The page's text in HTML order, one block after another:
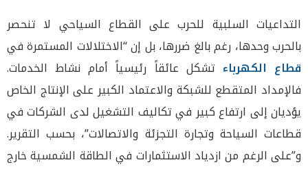
التداعيات السلبية للحرب على القطاع السياحي لا تنحصر
بالحرب وحدها، رغم بالغ ضررها، بل إن “الاختلالات المستمرة في
قطاع الكهرباء تشكل عائقاً رئيسياً أمام نشاط الخدمات.
فالإمداد المتقطع للشبكة والاعتماد الكبير على الإنتاج الخاص
يؤديان إلى ارتفاع كبير في تكاليف التشغيل لدى الشركات في
قطاعات السياحة وتجارة التجزئة والاتصالات”، بحسب التقرير.
و”على الرغم من ازدياد الاستثمارات في الطاقة الشمسية خارج